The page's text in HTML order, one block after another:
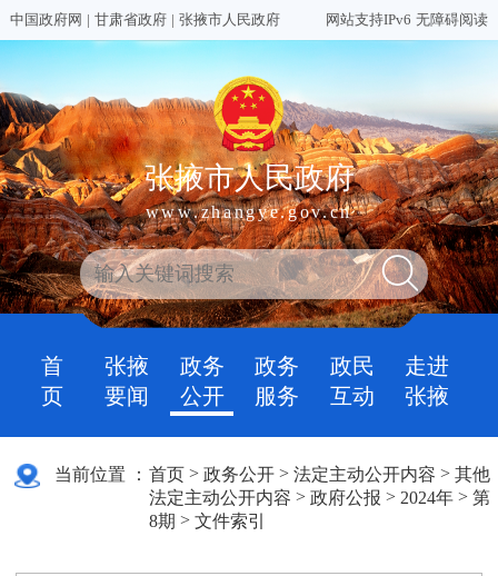
中国政府网 | 甘肃省政府 | 张掖市人民政府 网站支持IPv6 无障碍阅读
张掖市人民政府
www.zhangye.gov.cn
首
页
张掖
要闻
政务
公开
政务
服务
政民
互动
走进
张掖
当前位置 ： 首页 >政务公开 >法定主动公开内容 >其他
法定主动公开内容 >政府公报 > 2024年 >第
8期 >文件索引